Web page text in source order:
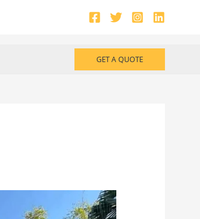
GET A QUOTE